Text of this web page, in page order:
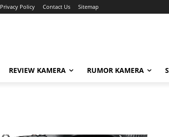
Privacy Policy Contact Us Sitemap
REVIEW KAMERA RUMOR KAMERA